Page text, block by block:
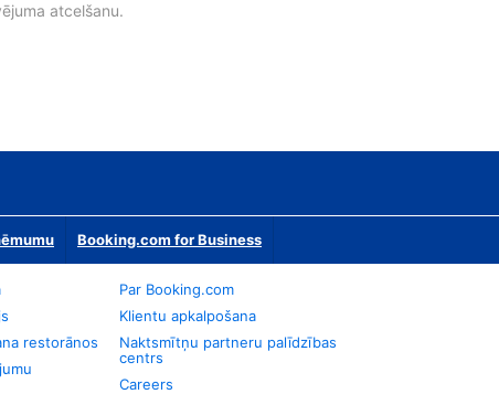
atcelšanu.
Booking.com for Business
restorānos
Par Booking.com
Klientu apkalpošana
Naktsmītņu partneru palīdzības
centrs
Careers